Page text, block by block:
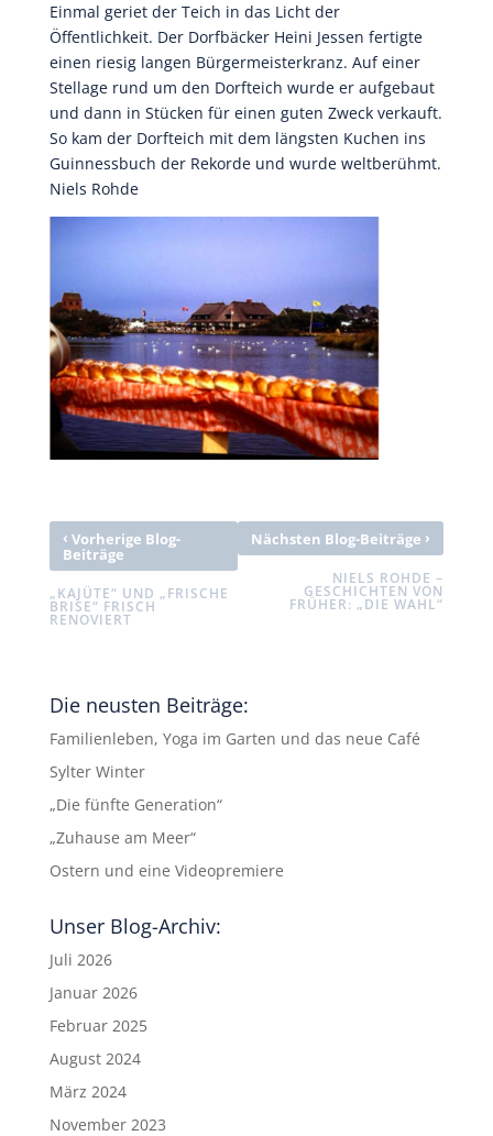
Einmal geriet der Teich in das Licht der
Öffentlichkeit. Der Dorfbäcker Heini Jessen fertigte
einen riesig langen Bürgermeisterkranz. Auf einer
Stellage rund um den Dorfteich wurde er aufgebaut
und dann in Stücken für einen guten Zweck verkauft.
So kam der Dorfteich mit dem längsten Kuchen ins
Guinnessbuch der Rekorde und wurde weltberühmt.
Niels Rohde
‹ Vorherige Blog-
Beiträge
„KAJÜTE“ UND „FRISCHE
BRISE“ FRISCH
RENOVIERT
Nächsten Blog-Beiträge ›
NIELS ROHDE –
GESCHICHTEN VON
FRÜHER: „DIE WAHL“
Die neusten Beiträge:
Familienleben, Yoga im Garten und das neue Café
Sylter Winter
„Die fünfte Generation“
„Zuhause am Meer“
Ostern und eine Videopremiere
Unser Blog-Archiv:
Juli 2026
Januar 2026
Februar 2025
August 2024
März 2024
November 2023